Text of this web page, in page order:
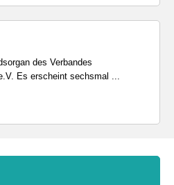
des Verbandes
Es erscheint sechsmal ...